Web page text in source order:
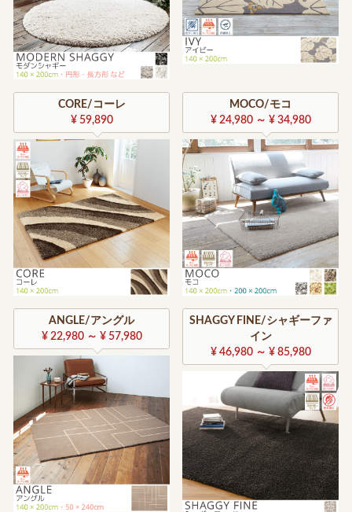
CORE/コーレ
¥ 59,890
MOCO/モコ
¥ 24,980 ～ ¥ 34,980
ANGLE/アングル
¥ 22,980 ～ ¥ 57,980
SHAGGY FINE/シャギーファ
イン
¥ 46,980 ～ ¥ 85,980